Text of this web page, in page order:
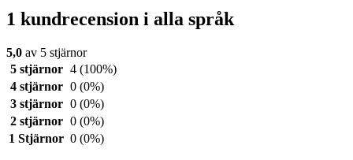
1 kundrecension i alla språk
5,0 av 5 stjärnor
5 stjärnor 4 (100%)
4 stjärnor 0 (0%)
3 stjärnor 0 (0%)
2 stjärnor 0 (0%)
1 Stjärnor 0 (0%)